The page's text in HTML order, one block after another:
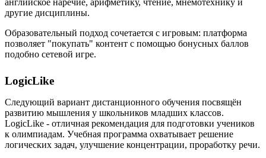
английское наречие, арифметику, чтение, мнемотехнику и
другие дисциплины.
Образовательный подход сочетается с игровым: платформа
позволяет "покупать" контент с помощью бонусных баллов
подобно сетевой игре.
LogicLike
Следующий вариант дистанционного обучения посвящён
развитию мышления у школьников младших классов.
LogicLike - отличная рекомендация для подготовки учеников
к олимпиадам. Учебная программа охватывает решение
логических задач, улучшение концентрации, проработку речи.